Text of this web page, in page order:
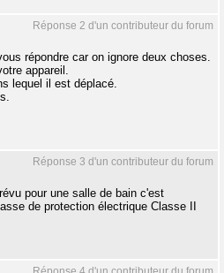
Réponse 2 d'un contributeur du forum
répondre car on ignore deux choses.
appareil.
lequel il est déplacé.
Réponse 3 d'un contributeur du forum
pour une salle de bain c'est
de protection électrique Classe II